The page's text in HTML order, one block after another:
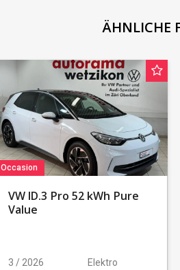
ÄHNLICHE
Occasion
VW ID.3 Pro 52 kWh Pure
Value
3 / 2026
Elektro